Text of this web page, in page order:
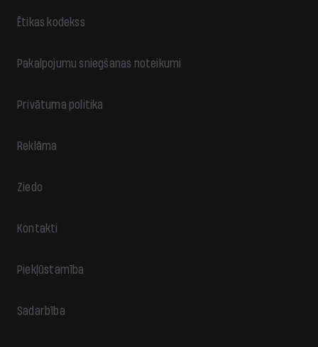
Ētikas kodekss
Pakalpojumu sniegšanas noteikumi
Privātuma politika
Reklāma
Ziedo
Kontakti
Piekļūstamība
Sadarbība